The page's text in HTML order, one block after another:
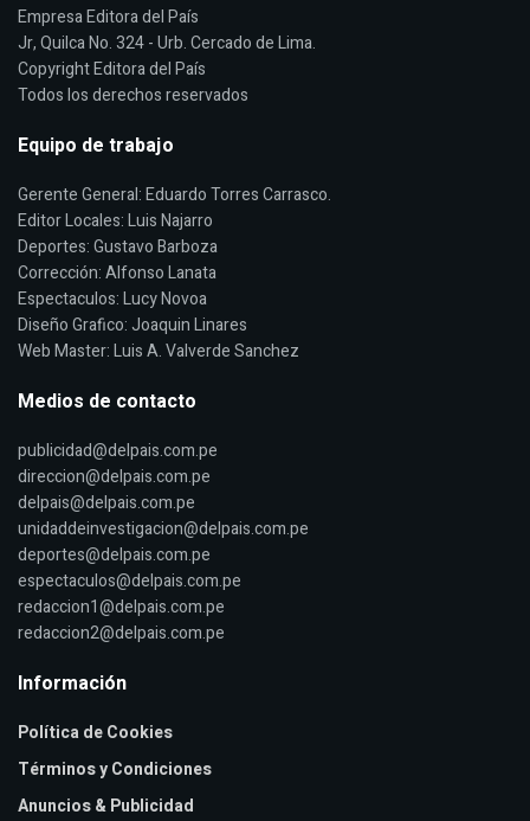
Empresa Editora del País
Jr, Quilca No. 324 - Urb. Cercado de Lima.
Copyright Editora del País
Todos los derechos reservados
Equipo de trabajo
Gerente General: Eduardo Torres Carrasco.
Editor Locales: Luis Najarro
Deportes: Gustavo Barboza
Corrección: Alfonso Lanata
Espectaculos: Lucy Novoa
Diseño Grafico: Joaquin Linares
Web Master: Luis A. Valverde Sanchez
Medios de contacto
publicidad@delpais.com.pe
direccion@delpais.com.pe
delpais@delpais.com.pe
unidaddeinvestigacion@delpais.com.pe
deportes@delpais.com.pe
espectaculos@delpais.com.pe
redaccion1@delpais.com.pe
redaccion2@delpais.com.pe
Información
Política de Cookies
Términos y Condiciones
Anuncios & Publicidad